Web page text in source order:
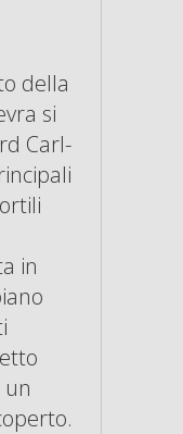
della
si
Carl-
in